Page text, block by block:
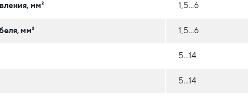
мм² 1,5…6
мм² 1,5…6
5...14
5...14